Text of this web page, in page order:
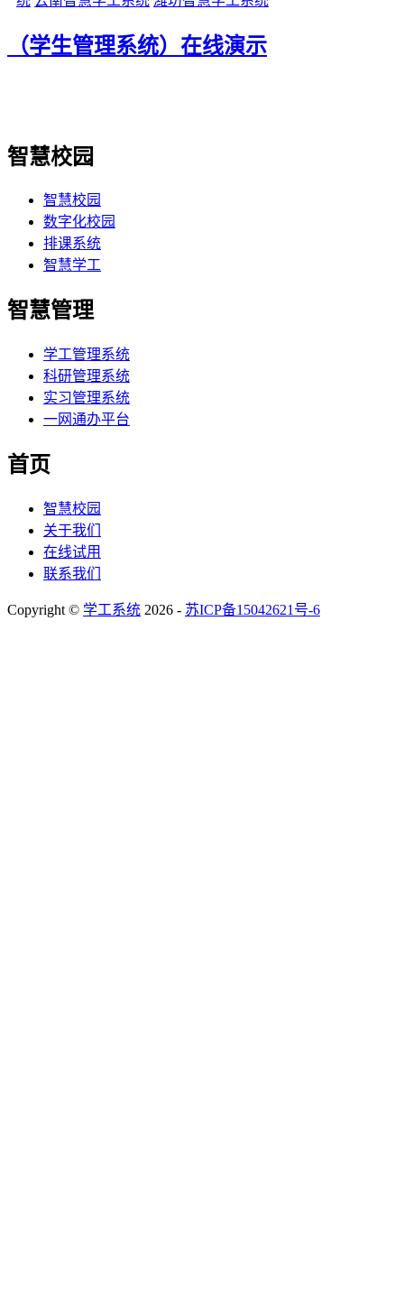
（学生管理系统）在线演示
智慧校园
智慧校园
数字化校园
排课系统
智慧学工
智慧管理
学工管理系统
科研管理系统
实习管理系统
一网通办平台
首页
智慧校园
关于我们
在线试用
联系我们
Copyright © 学工系统 2026 - 苏ICP备15042621号-6